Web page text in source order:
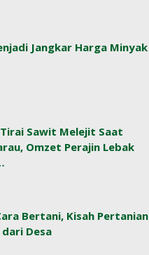
Jangkar Harga Minyak
Sawit Melejit Saat
Omzet Perajin Lebak
Bertani, Kisah Pertanian
Desa